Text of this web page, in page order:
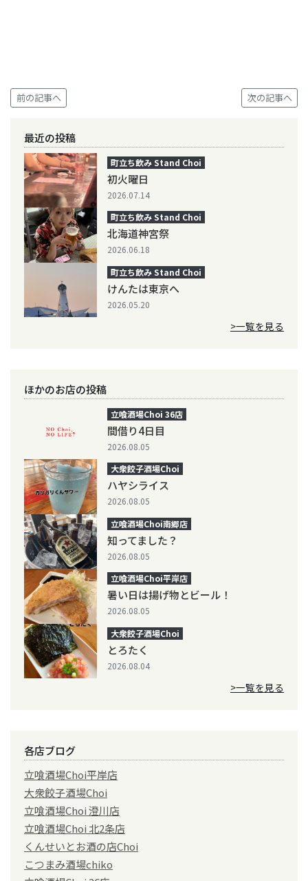
前の記事へ 次の記事へ
最近の投稿
町立ち飲み Stand Choi
初火曜日
2026.07.14
町立ち飲み Stand Choi
北海道神宮祭
2026.06.18
町立ち飲み Stand Choi
けんたは東京へ
2026.05.20
>一覧を見る
ほかのお店の投稿
立喰酒場Choi 36店
間借り4日目
2026.08.05
大衆餃子酒場Choi
ハヤシライス
2026.08.05
立喰酒場Choi南郷店
知ってました？
2026.08.05
立喰酒場Choi平岸店
暑い日は揚げ物とビール！
2026.08.05
大衆餃子酒場Choi
とろたく
2026.08.04
>一覧を見る
各店ブログ
立喰酒場Choi平岸店
大衆餃子酒場Choi
立喰酒場Choi 澄川店
立喰酒場Choi 北2条店
くんせいとお酒の店Choi
こつまみ酒場chiko